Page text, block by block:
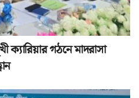
ক্যারিয়ার গঠনে মাদরাসা